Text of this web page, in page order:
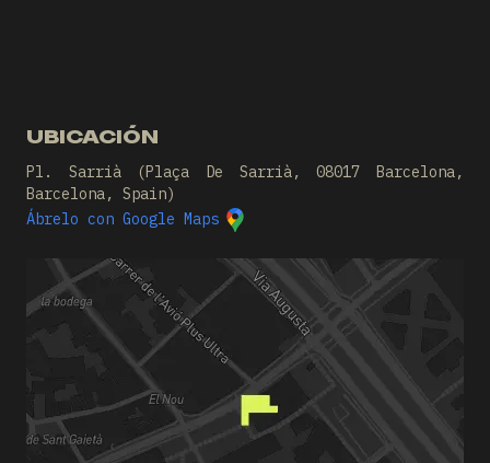
UBICACIÓN
Pl. Sarrià (Plaça De Sarrià, 08017 Barcelona,
Barcelona, Spain)
Ábrelo con Google Maps